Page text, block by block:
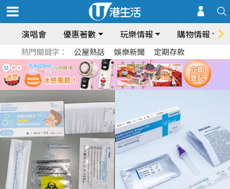
演唱會 優惠著數 玩樂情報 購物情報
熱門關鍵字： 公屋熱話 娛樂新聞 定期存款